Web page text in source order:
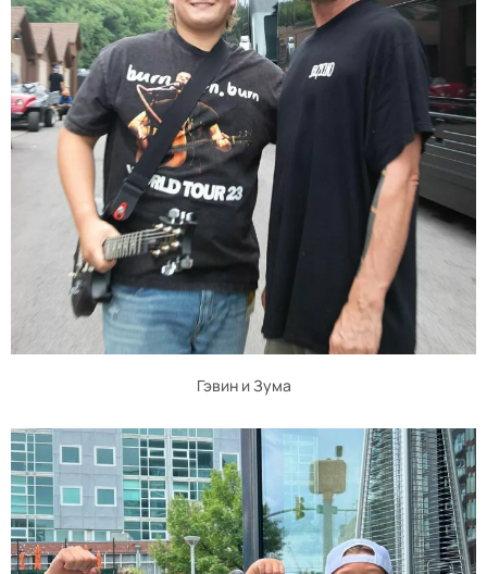
Гэвин и Зума